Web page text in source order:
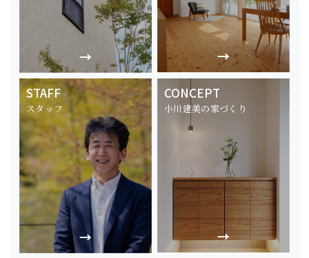
STAFF
スタッフ
CONCEPT
小川建美の家づくり